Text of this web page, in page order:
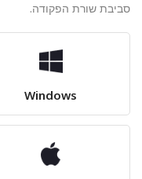
סביבת שורת הפקודה.
Windows